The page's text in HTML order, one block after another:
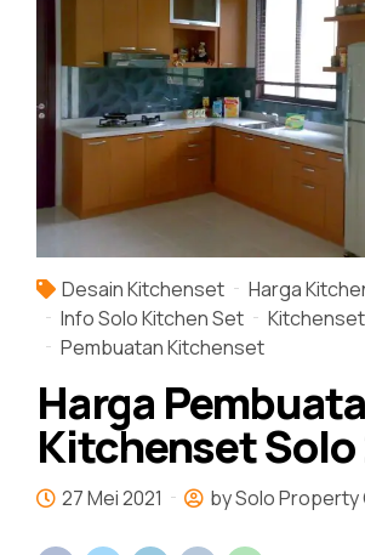
Desain Kitchenset
Harga
Info Solo Kitchen Set
Pembuatan Kitchenset
Harga
Kitchenset
27 Mei 2021 by Solo